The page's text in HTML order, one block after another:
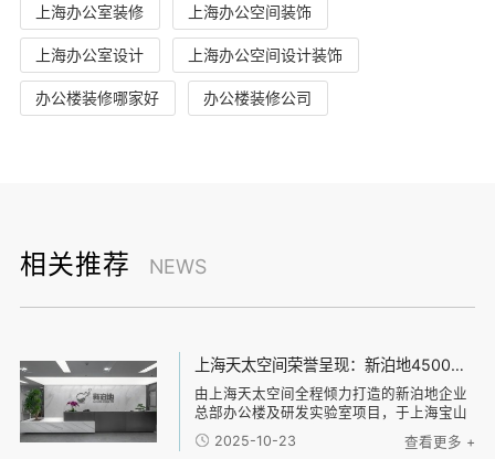
上海办公室装修 上海办公空间装饰
上海办公室设计 上海办公空间设计装饰
办公楼装修哪家好 办公楼装修公司
相关推荐 NEWS
上海天太空间荣誉呈现：新泊地4500㎡总部科研办公一体化空间圆满交付
由上海天太空间全程倾力打造的新泊地企业
总部办公楼及研发实验室项目，于上海宝山
区正式竣工并投入使用。本项目总面积达
4500平方米，是天太空间在高新技术企业科
2025-10-23 查看更多 +